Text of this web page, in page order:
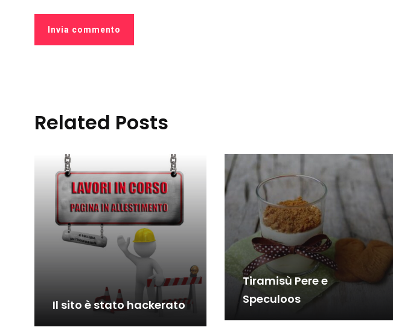
Related Posts
Il sito è stato hackerato
Tiramisù Pere e
Speculoos